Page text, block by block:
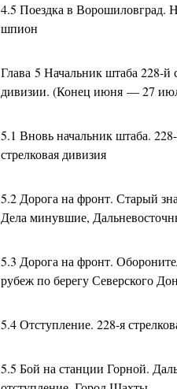
4.5 Поездка в Ворошиловград.
шпион
Глава 5 Начальник штаба 228-й
дивизии. (Конец июня — 27
5.1 Вновь начальник штаба.
стрелковая дивизия
5.2 Дорога на фронт. Старый
Дела минувшие,
5.3 Дорога на фронт.
рубеж по берегу Северского
5.4 Отступление. 228-я
5.5 Бой на станции Горной.